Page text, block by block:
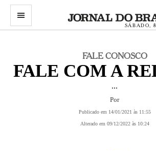
menu
SÁBADO,
FALE CONOSCO
FALE COM A
...
Por
Publicado em 14/01/2021 às 11:55
Alterado em 09/12/2022 às 10:24